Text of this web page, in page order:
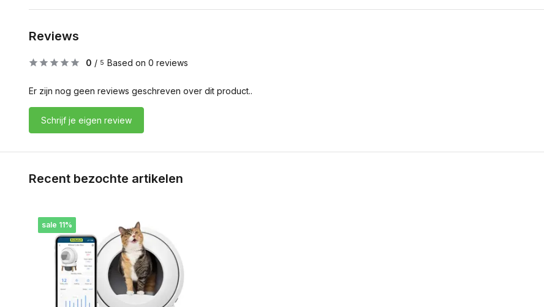
Reviews
0 / 5 Based on 0 reviews
Er zijn nog geen reviews geschreven over dit product..
Schrijf je eigen review
Recent bezochte artikelen
sale 11%